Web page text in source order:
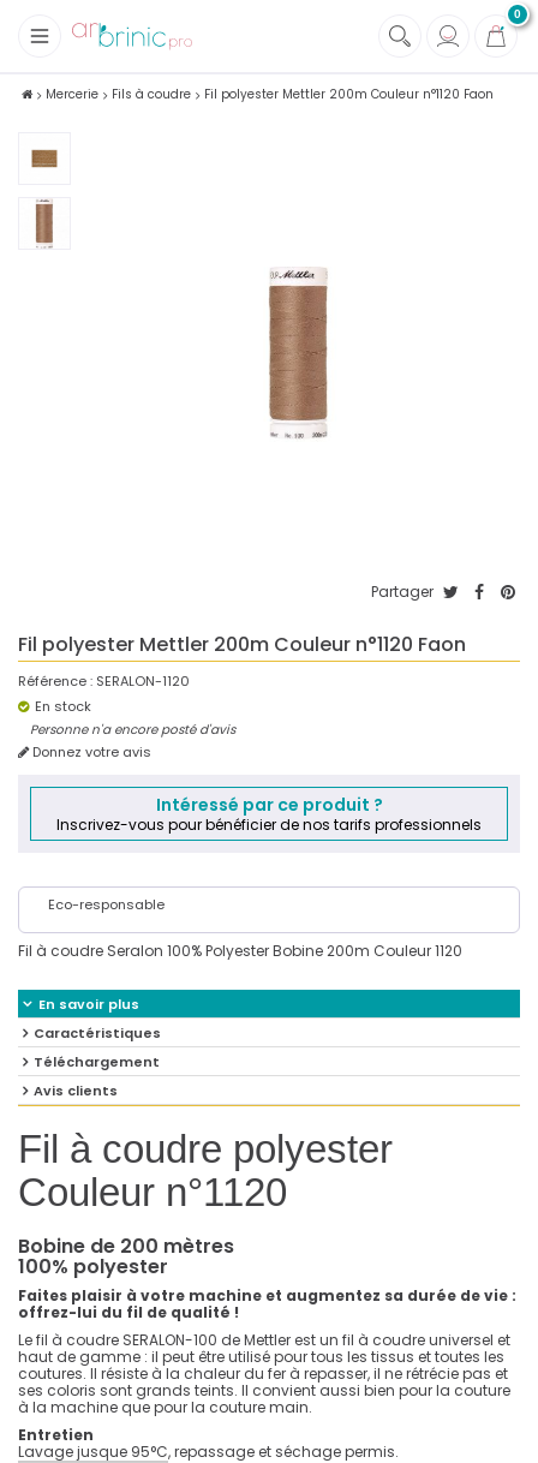
0
+
Tissus
Mercerie Fils à coudre Fil polyester Mettler 200m Couleur n°1120 Faon
Partager
Fil polyester Mettler 200m Couleur n°1120 Faon
Référence : SERALON-1120
En stock
Personne n'a encore posté d'avis
Donnez votre avis
Intéressé par ce produit ?
Inscrivez-vous pour bénéficier de nos tarifs professionnels
Eco-responsable
Fil à coudre Seralon 100% Polyester Bobine 200m Couleur 1120
En savoir plus
Caractéristiques
Téléchargement
Avis clients
Fil à coudre polyester
Couleur n°1120
Bobine de 200 mètres
100% polyester
Faites plaisir à votre machine et augmentez sa durée de vie :
offrez-lui du fil de qualité !
Le fil à coudre SERALON-100 de Mettler est un fil à coudre universel et
haut de gamme : il peut être utilisé pour tous les tissus et toutes les
coutures. Il résiste à la chaleur du fer à repasser, il ne rétrécie pas et
ses coloris sont grands teints. Il convient aussi bien pour la couture
à la machine que pour la couture main.
Entretien
Lavage jusque 95°C, repassage et séchage permis.